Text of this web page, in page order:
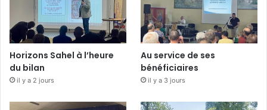
Horizons Sahel à l’heure
du bilan
il y a 2 jours
Au service de ses
bénéficiaires
il y a 3 jours